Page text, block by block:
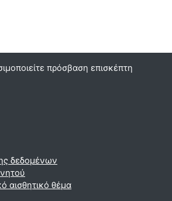
πρόσβαση επισκέπτη
δεδομένων
αισθητικό θέμα